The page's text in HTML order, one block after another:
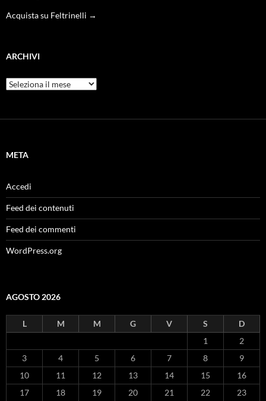
Acquista su Feltrinelli →
ARCHIVI
Archivi
META
Accedi
Feed dei contenuti
Feed dei commenti
WordPress.org
AGOSTO 2026
L M M G V S
D
1
2
3
4 5 6 7 8
9
10
11 12 13 14 15
16
17
18 19 20 21 22 23